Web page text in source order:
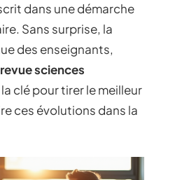
dans une démarche
Sans surprise, la
des enseignants,
revue sciences
clé pour tirer le meilleur
ces évolutions dans la